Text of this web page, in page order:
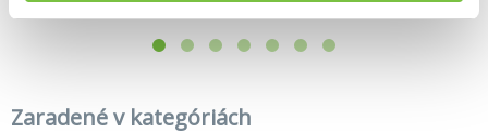
Zaradené v kategóriách